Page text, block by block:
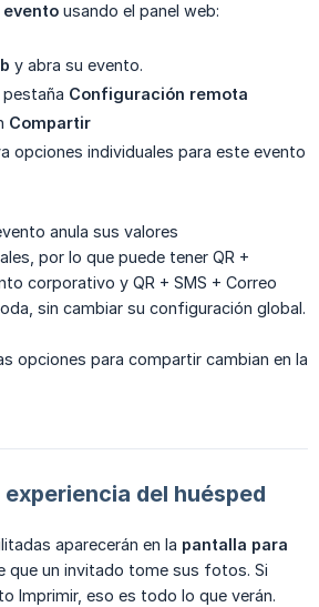
usando el panel web:
y abra su evento.
Configuración remota
Compartir
opciones individuales para este evento
anula sus valores
por lo que puede tener QR +
corporativo y QR + SMS + Correo
sin cambiar su configuración global.
opciones para compartir cambian en la
del huésped
aparecerán en la pantalla para
que un invitado tome sus fotos. Si
Imprimir, eso es todo lo que verán.